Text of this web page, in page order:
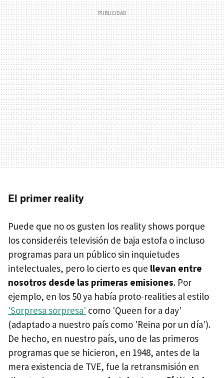
El primer reality
Puede que no os gusten los reality shows porque
los consideréis televisión de baja estofa o incluso
programas para un público sin inquietudes
intelectuales, pero lo cierto es que llevan entre
nosotros desde las primeras emisiones. Por
ejemplo, en los 50 ya había proto-realities al estilo
'Sorpresa sorpresa' como 'Queen for a day'
(adaptado a nuestro país como 'Reina por un día').
De hecho, en nuestro país, uno de las primeros
programas que se hicieron, en 1948, antes de la
mera existencia de TVE, fue la retransmisión en